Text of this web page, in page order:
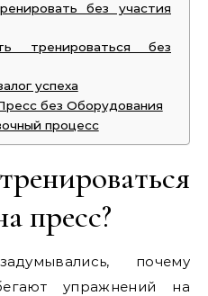
без участия
тренироваться без
успеха
без Оборудования
процесс
пресс?
почему
упражнений на